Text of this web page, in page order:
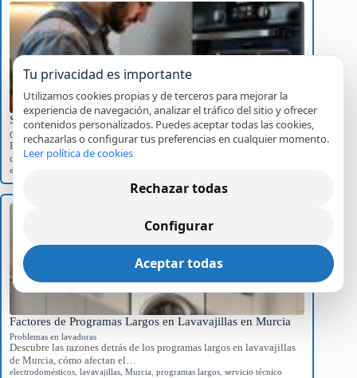
Significado del Error E01 en Hornos Teka y Soluciones
Códigos de error por marca
Explora el significado del error E01 en hornos Teka, sus causas
comunes y el impacto…
error E01
Factores de Programas Largos en Lavavajillas en Murcia
Problemas en lavadoras
Descubre las razones detrás de los programas largos en lavavajillas
de Murcia, cómo afectan el…
electrodomésticos lavavajillas Murcia programas largos servicio técnico
Tu privacidad es importante
Utilizamos cookies propias y de terceros para mejorar la
experiencia de navegación, analizar el tráfico del sitio y ofrecer
contenidos personalizados. Puedes aceptar todas las cookies,
rechazarlas o configurar tus preferencias en cualquier momento.
Leer política de cookies
Rechazar todas
Configurar
Aceptar todas